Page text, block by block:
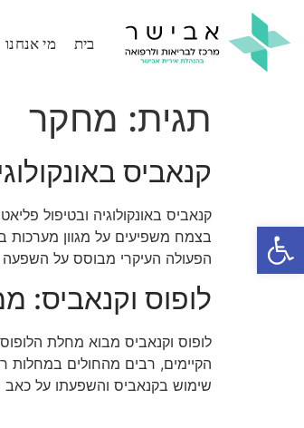
בית מי אנחנו
תגית: מחקר
קנאביס
קנאביס באונקולוגיה ובטיפול
בצמח משפיעים על מגוון מערכות
הפעולה העיקרי מבוסס על השפעה
לופוס וקנאביס:
הקיימים, רבים מהחולים במחלות
שימוש בקנאביס והשפעתו על כאב
פתח סרגל נגישות